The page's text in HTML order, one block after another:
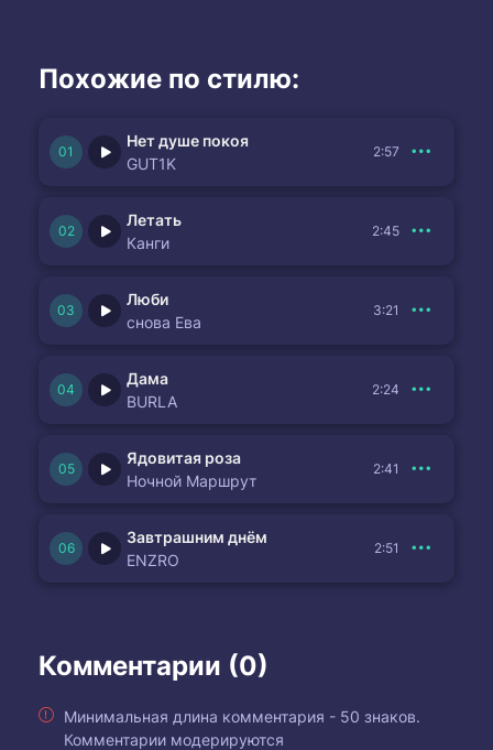
Похожие по стилю:
Нет душе покоя
GUT1K
2:57
Летать
Канги
2:45
Люби
снова Ева
3:21
Дама
BURLA
2:24
Ядовитая роза
Ночной Маршрут
2:41
Завтрашним днём
ENZRO
2:51
Комментарии (0)
Минимальная длина комментария - 50 знаков.
Комментарии модерируются